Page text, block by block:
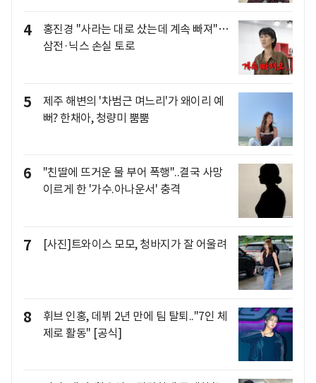
4
홍진경 "사라는 대로 샀는데 계속 빠져"…
삼전·닉스 손실 토로
5
제주 해변의 '차범근 며느리'가 왜이리 예
뻐? 한채아, 청량미 뿜뿜
6
"친딸에 뜨거운 물 부어 폭행"..결국 사망
이르게 한 '가수.아나운서' 충격
7 [사진]트와이스 모모, 청바지가 잘 어울려
8
휘브 인홍, 데뷔 2년 만에 팀 탈퇴.."7인 체
제로 활동" [공식]